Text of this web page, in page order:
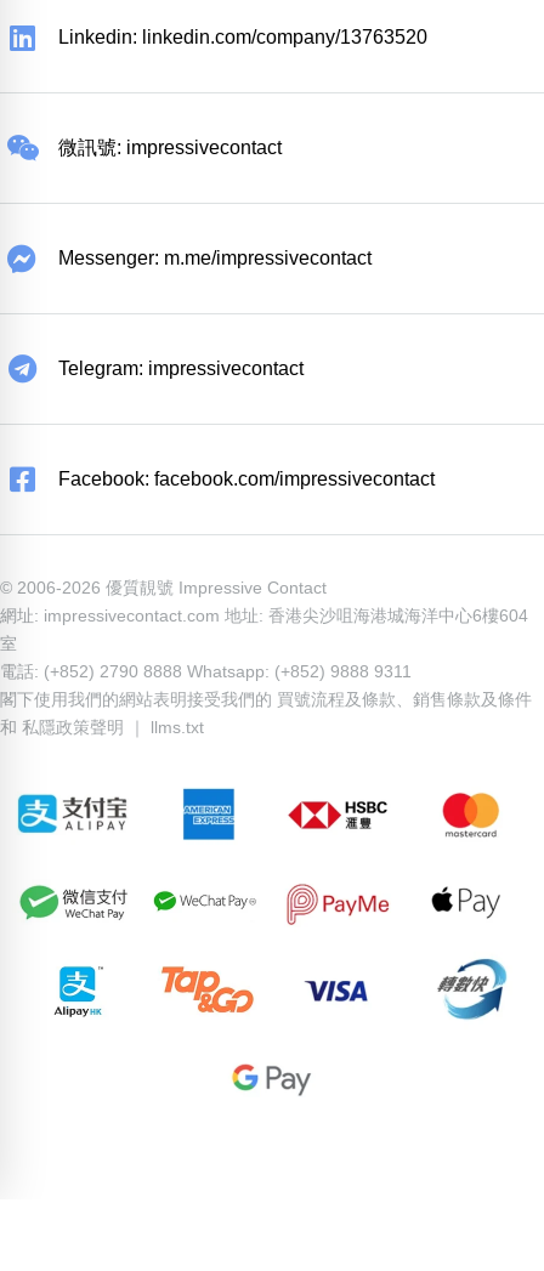
Linkedin: linkedin.com/company/13763520
微訊號: impressivecontact
Messenger: m.me/impressivecontact
Telegram: impressivecontact
Facebook: facebook.com/impressivecontact
© 2006-2026 優質靚號 Impressive Contact
網址: impressivecontact.com 地址: 香港尖沙咀海港城海洋中心6樓604
室
電話: (+852) 2790 8888 Whatsapp: (+852) 9888 9311
閣下使用我們的網站表明接受我們的 買號流程及條款
銷售條款及條件
和 私隱政策聲明 llms.txt